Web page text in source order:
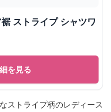
ストライプ シャツワ
を見る
ストライプ柄のレディース